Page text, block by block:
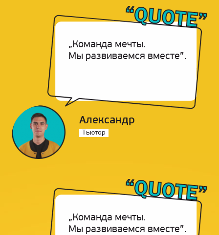
„Команда мечты.
Мы развиваемся вместе”.
Александр
Тьютор
„Команда мечты.
Мы развиваемся вместе”.